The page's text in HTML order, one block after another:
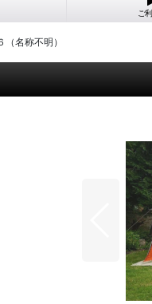
ご
名称不明）